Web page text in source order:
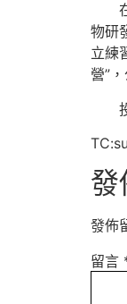
物研
立練
營”
發
發佈
留言